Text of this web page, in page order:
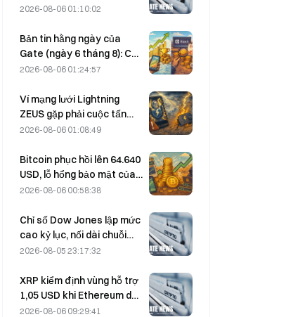
Trung Quốc để triển khai
2026-08-06 01:10:02
Bản tin hằng ngày của
Gate (ngày 6 tháng 8): Cổ
phiếu ưu đãi STRC của
Block nâng dự báo kết quả
kinh doanh cả năm 2026
2026-08-06 01:24:57
Ví mạng lưới Lightning
ZEUS gặp phải cuộc tấn
công và tạm thời ngừng
biết tiền của người dùng
không bị mất.
2026-08-06 01:08:49
Bitcoin phục hồi lên 64.640
USD, lỗ hổng bảo mật của
Coldcard khiến số lượng ví
nhất trong ba tháng
2026-08-06 00:58:38
Chỉ số Dow Jones lập mức
cao kỷ lục, nối dài chuỗi
tăng 5 phiên; đầu tư vào AI
2026-08-05 23:17:32
XRP kiểm định vùng hỗ trợ
1,05 USD khi Ethereum duy
trì mức 1.908 USD trong bối
2026-08-06 09:29:41